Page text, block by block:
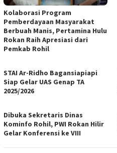
Kolaborasi Program
Pemberdayaan Masyarakat
Berbuah Manis, Pertamina Hulu
Rokan Raih Apresiasi dari
Pemkab Rohil
STAI Ar-Ridho Bagansiapiapi
Siap Gelar UAS Genap TA
2025/2026
Dibuka Sekretaris Dinas
Kominfo Rohil, PWI Rokan Hilir
Gelar Konferensi ke VIII